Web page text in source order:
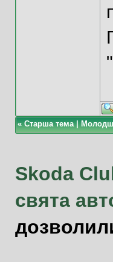
«Старша тема|
Skoda
свята